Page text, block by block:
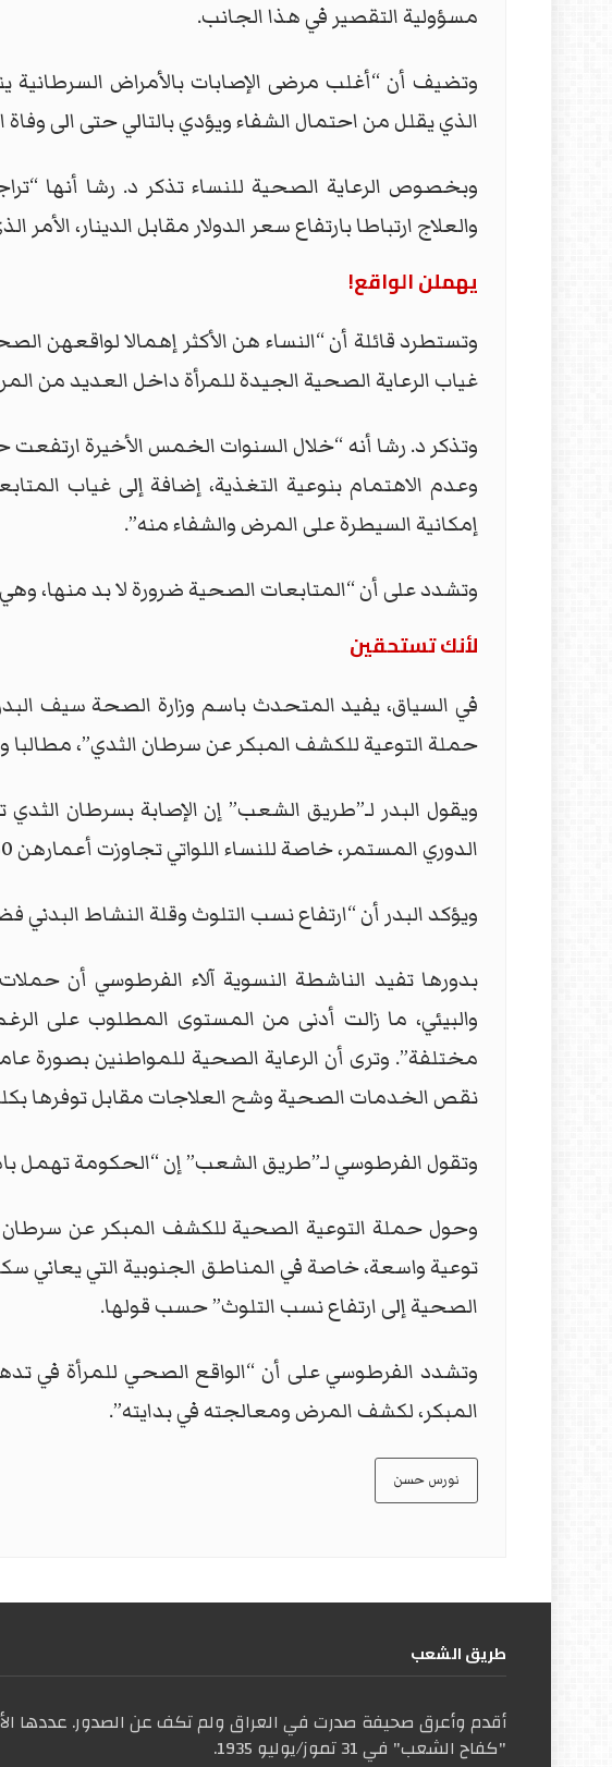
مسؤولية التقصير في هذا الجانب.
وتضيف أن “أغلب مرضى الإصابات بالأمراض السرطانية
الذي يقلل من احتمال الشفاء ويؤدي بالتالي حتى الى
وبخصوص الرعاية الصحية للنساء تذكر د. رشا أنها
والعلاج ارتباطا بارتفاع سعر الدولار مقابل الدينار، الأمر
يهملن الواقع!
وتستطرد قائلة أن “النساء هن الأكثر إهمالا لواقعهن
غياب الرعاية الصحية الجيدة للمرأة داخل العديد من
وتذكر د. رشا أنه “خلال السنوات الخمس الأخيرة
وعدم الاهتمام بنوعية التغذية، إضافة إلى غياب
إمكانية السيطرة على المرض والشفاء منه”.
وتشدد على أن “المتابعات الصحية ضرورة لا بد منها،
لأنك تستحقين
في السياق، يفيد المتحدث باسم وزارة الصحة سيف
حملة التوعية للكشف المبكر عن سرطان الثدي”،
ويقول البدر لـ”طريق الشعب” إن الإصابة بسرطان
الدوري المستمر، خاصة للنساء اللواتي تجاوزت أعمارهن 50 عاما.
ويؤكد البدر أن “ارتفاع نسب التلوث وقلة النشاط
بدورها تفيد الناشطة النسوية آلاء الفرطوسي أن
والبيئي، ما زالت أدنى من المستوى المطلوب على
مختلفة”. وترى أن الرعاية الصحية للمواطنين بصورة
نقص الخدمات الصحية وشح العلاجات مقابل توفرها
وتقول الفرطوسي لـ”طريق الشعب” إن “الحكومة تهمل
وحول حملة التوعية الصحية للكشف المبكر عن سرطان
توعية واسعة، خاصة في المناطق الجنوبية التي يعاني
الصحية إلى ارتفاع نسب التلوث” حسب قولها.
وتشدد الفرطوسي على أن “الواقع الصحي للمرأة في
المبكر، لكشف المرض ومعالجته في بدايته”.
نورس حسن
طریق الشعب
أقدم وأعرق صحيفة صدرت في العراق ولم تكف عن الصدور. عددها
"كفاح الشعب" في 31 تموز/يوليو 1935.